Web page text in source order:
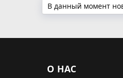
В данный момент
О НАС